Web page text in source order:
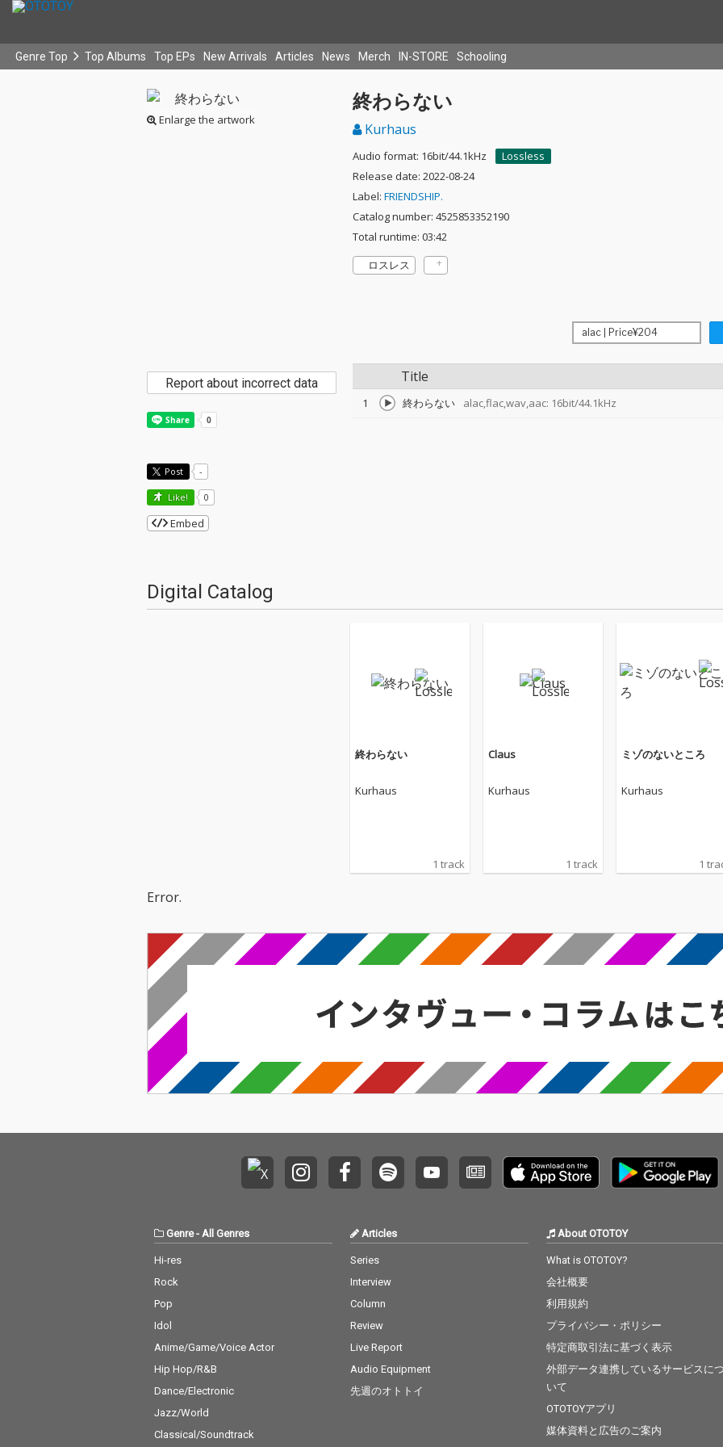
Genre Top Top Albums Top EPs New Arrivals Articles News Merch IN-STORE Schooling
Enlarge the artwork
終わらない
Kurhaus
Audio format: 16bit/44.1kHz
Lossless
Release date: 2022-08-24
Label: FRIENDSHIP.
Catalog number: 4525853352190
Total runtime: 03:42
ロスレス
Title
1 終わらない alac,flac,wav,aac: 16bit/44.1kHz
Report about incorrect data
Post -
Like! 0
Embed
Digital Catalog
終わらない
Kurhaus
1 track
Claus
Kurhaus
1 track
ミゾのないところ
Kurhaus
1
Error.
Genre- All Genres
Hi-res
Rock
Pop
Idol
Anime/Game/Voice Actor
Hip Hop/R&B
Dance/Electronic
Jazz/World
Classical/Soundtrack
Articles
Series
Interview
Column
Review
Live Report
Audio Equipment
先週のオトトイ
About OTOTOY
What is OTOTOY?
会社概要
利用規約
プライバシー・ポリシー
特定商取引法に基づく表示
外部データ連携しているサービスに
いて
OTOTOYアプリ
媒体資料と広告のご案内